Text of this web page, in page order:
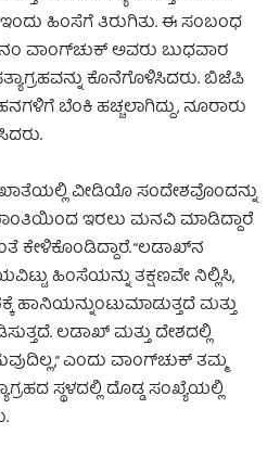
ಹಿಂಸೆಗೆ ತಿರುಗಿತು. ಈ ಸಂಬಂಧ
ವಾಂಗ್‌ಚುಕ್ ಅವರು ಬುಧವಾರ
ಕೊನೆಗೊಳಿಸಿದರು. ಬಿಜೆಪಿ
ಬೆಂಕಿ ಹಚ್ಚಲಾಗಿದ್ದು, ನೂರಾರು
ವೀಡಿಯೊ ಸಂದೇಶವೊಂದನ್ನು
ಇರಲು ಮನವಿ ಮಾಡಿದ್ದಾರೆ
ಕೇಳಿಕೊಂಡಿದ್ದಾರೆ. “ಲಡಾಖ್‌ನ
ಹಿಂಸೆಯನ್ನು ತಕ್ಷಣವೇ ನಿಲ್ಲಿಸಿ,
ಹಾನಿಯನ್ನುಂಟುಮಾಡುತ್ತದೆ ಮತ್ತು
ಲಡಾಖ್ ಮತ್ತು ದೇಶದಲ್ಲಿ
ಎಂದು ವಾಂಗ್‌ಚುಕ್ ತಮ್ಮ
ಸ್ಥಳದಲ್ಲಿ ದೊಡ್ಡ ಸಂಖ್ಯೆಯಲ್ಲಿ